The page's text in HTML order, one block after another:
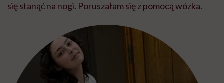
się stanąć na nogi. Poruszałam się z pomocą wózka.